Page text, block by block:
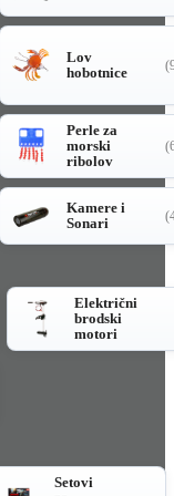
Lov
hobotnice
Perle za
morski
ribolov
Kamere i
Sonari
Električni
brodski
motori
Setovi